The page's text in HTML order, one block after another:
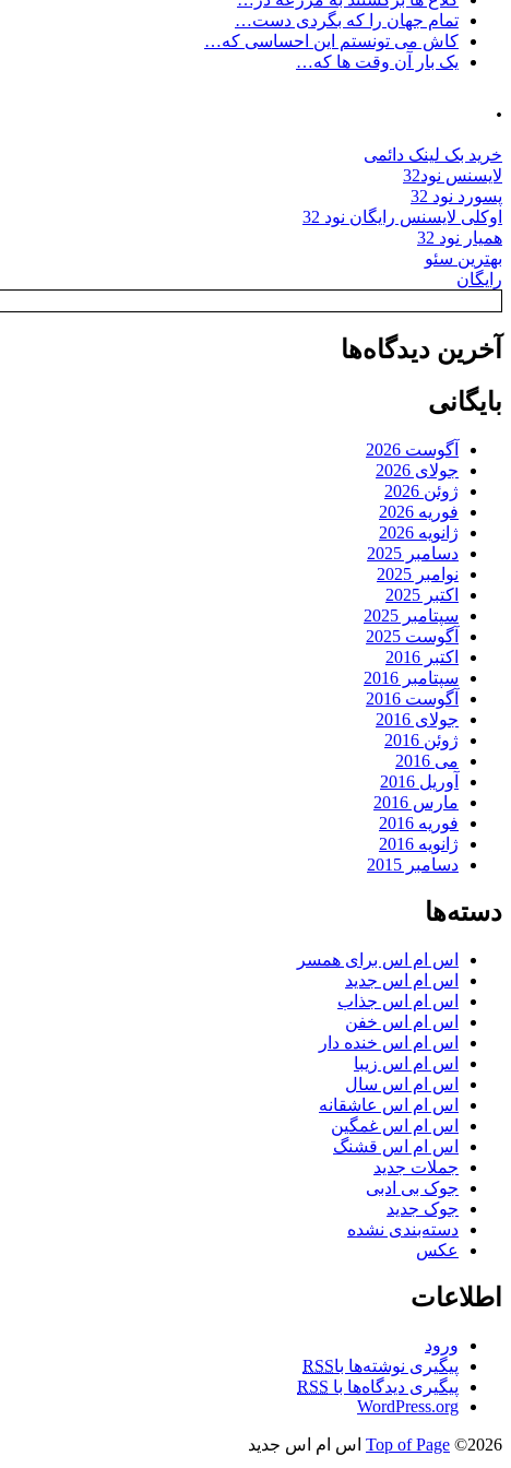
تمام جهان را که بگردی دست…
کاش می تونستم این احساسی که…
یک بار آن وقت ها که…
.
خرید بک لینک دائمی
لایسنس نود32
پسورد نود 32
اوکلی لایسنس رایگان نود 32
همیار نود 32
بهترین سئو
رایگان
آخرین دیدگاه‌ها
بایگانی
آگوست 2026
جولای 2026
ژوئن 2026
فوریه 2026
ژانویه 2026
دسامبر 2025
نوامبر 2025
اکتبر 2025
سپتامبر 2025
آگوست 2025
اکتبر 2016
سپتامبر 2016
آگوست 2016
جولای 2016
ژوئن 2016
می 2016
آوریل 2016
مارس 2016
فوریه 2016
ژانویه 2016
دسامبر 2015
دسته‌ها
اس ام اس برای همسر
اس ام اس جدید
اس ام اس جذاب
اس ام اس خفن
اس ام اس خنده دار
اس ام اس زیبا
اس ام اس سال
اس ام اس عاشقانه
اس ام اس غمگین
اس ام اس قشنگ
جملات جدید
جوک بی ادبی
جوک جدید
دسته‌بندی نشده
عکس
اطلاعات
ورود
پیگیری نوشته‌ها باRSS
پیگیری دیدگاه‌ها با RSS
WordPress.org
Top of Page ©2026 اس ام اس جدید